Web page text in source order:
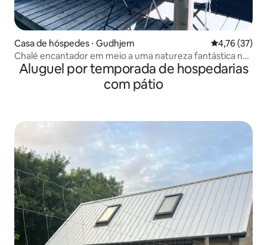
Casa de hóspedes ⋅ Gudhjem 4,76 de uma
4,76 (37)
Chalé encantador em meio a uma natureza fantástica no
meio da floresta
Aluguel por temporada de hospedarias
com pátio